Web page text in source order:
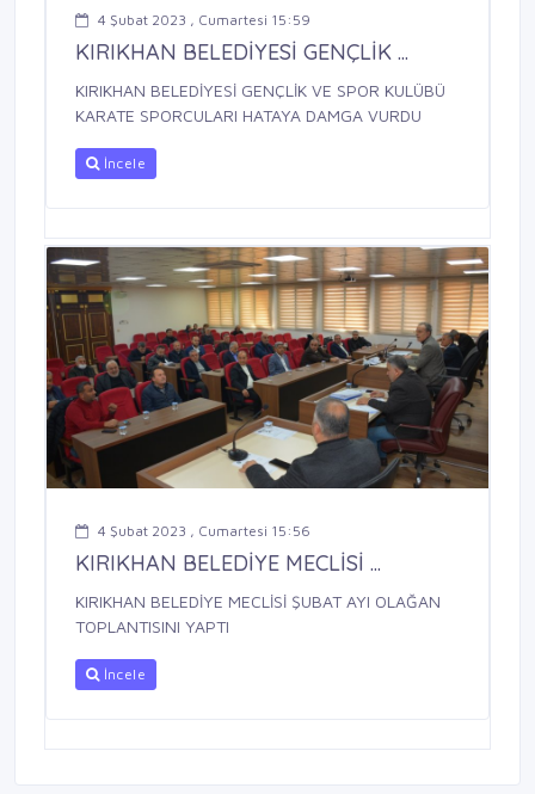
4 Şubat 2023 , Cumartesi 15:59
KIRIKHAN BELEDİYESİ GENÇLİK ...
KIRIKHAN BELEDİYESİ GENÇLİK VE SPOR KULÜBÜ
KARATE SPORCULARI HATAYA DAMGA VURDU
İncele
4 Şubat 2023 , Cumartesi 15:56
KIRIKHAN BELEDİYE MECLİSİ ...
KIRIKHAN BELEDİYE MECLİSİ ŞUBAT AYI OLAĞAN
TOPLANTISINI YAPTI
İncele